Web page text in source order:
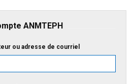
ANMTEPH
ou adresse de courriel